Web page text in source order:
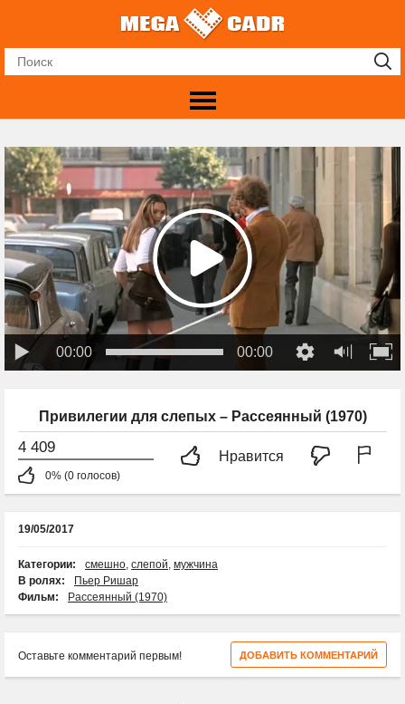
00:00 00:00
Привилегии для слепых – Рассеянный (1970)
4 409
0% (0 голосов)
Нравится
19/05/2017
Категории: смешно, слепой, мужчина
В ролях:
Пьер Ришар
Фильм:
Рассеянный (1970)
ДОБАВИТЬ КОММЕНТАРИЙ
Оставьте комментарий первым!